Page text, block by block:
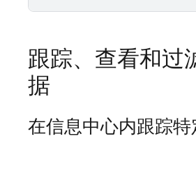
跟踪、查看和过
据
在信息中心内跟踪特